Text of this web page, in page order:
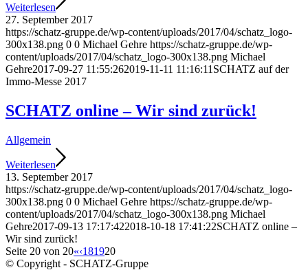
Weiterlesen
27. September 2017
https://schatz-gruppe.de/wp-content/uploads/2017/04/schatz_logo-
300x138.png 0 0 Michael Gehre https://schatz-gruppe.de/wp-
content/uploads/2017/04/schatz_logo-300x138.png Michael
Gehre2017-09-27 11:55:262019-11-11 11:16:11 SCHATZ auf der
Immo-Messe 2017
SCHATZ online – Wir sind zurück!
Allgemein
Weiterlesen
13. September 2017
https://schatz-gruppe.de/wp-content/uploads/2017/04/schatz_logo-
300x138.png 0 0 Michael Gehre https://schatz-gruppe.de/wp-
content/uploads/2017/04/schatz_logo-300x138.png Michael
Gehre2017-09-13 17:17:422018-10-18 17:41:22SCHATZ online –
Wir sind zurück!
Seite 20 von 20«‹181920
© Copyright - SCHATZ-Gruppe